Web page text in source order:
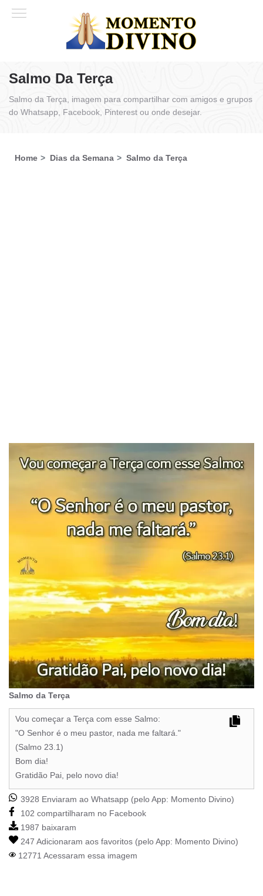
Salmo Da Terça
Salmo da Terça, imagem para compartilhar com amigos e grupos
do Whatsapp, Facebook, Pinterest ou onde desejar.
Home Dias da Semana Salmo da Terça
Salmo da Terça
Vou começar a Terça com esse Salmo:
"O Senhor é o meu pastor, nada me faltará."
(Salmo 23.1)
Bom dia!
Gratidão Pai, pelo novo dia!
3928 Enviaram ao Whatsapp (pelo App: Momento Divino)
102 compartilharam no Facebook
1987 baixaram
247 Adicionaram aos favoritos (pelo App: Momento Divino)
12771 Acessaram essa imagem